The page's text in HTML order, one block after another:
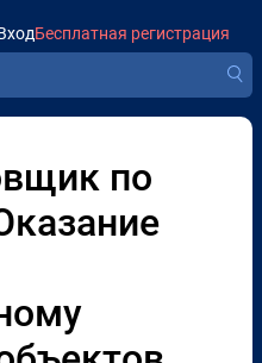
Бесплатная регистрация
по